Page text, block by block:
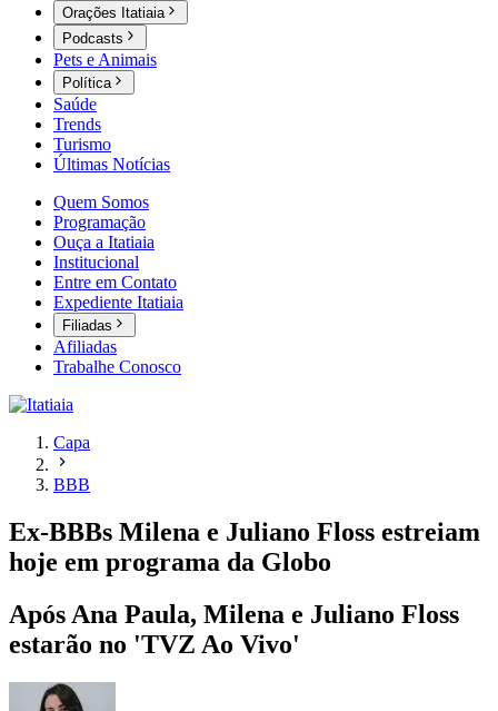
Orações Itatiaia
Podcasts
Pets e Animais
Política
Saúde
Trends
Turismo
Últimas Notícias
Quem Somos
Programação
Ouça a Itatiaia
Institucional
Entre em Contato
Expediente Itatiaia
Filiadas
Afiliadas
Trabalhe Conosco
Capa
BBB
Ex-BBBs Milena e Juliano Floss estreiam
hoje em programa da Globo
Após Ana Paula, Milena e Juliano Floss
estarão no 'TVZ Ao Vivo'